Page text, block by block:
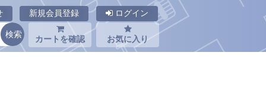
新規会員登録 ログイン
カートを確認 お気に入り